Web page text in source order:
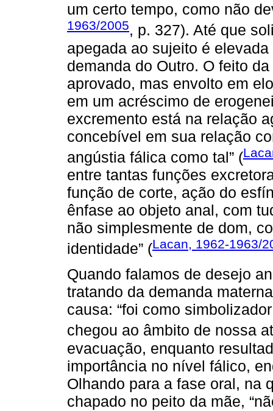
um certo tempo, como não
1963/2005, p. 327). Até que
apegada ao sujeito é
demanda do Outro. O feito
aprovado, mas envolto em
em um acréscimo de
excremento está na relação
concebível em sua relação
angústia fálica como tal” (
entre tantas funções
função de corte, ação do
ênfase ao objeto anal, com
não simplesmente de dom,
identidade” (Lacan, 1962-1963/
Quando falamos de desejo
tratando da demanda
causa: “foi como
chegou ao âmbito de nossa
evacuação, enquanto
importância no nível fálico,
Olhando para a fase oral, na
chapado no peito da mãe,